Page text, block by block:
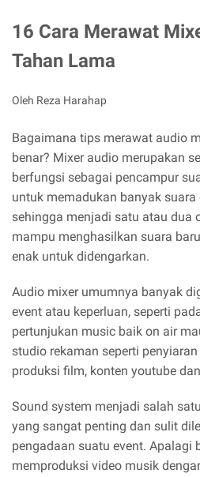
16 Cara Merawat
Tahan Lama
Oleh Reza Harahap
Bagaimana tips merawat audio
benar? Mixer audio merupakan
berfungsi sebagai pencampur
untuk memadukan banyak
sehingga menjadi satu atau dua
mampu menghasilkan suara
enak untuk didengarkan.
Audio mixer umumnya banyak
event atau keperluan, seperti
pertunjukan music baik on air
studio rekaman seperti
produksi film, konten youtube
Sound system menjadi salah
yang sangat penting dan sulit
pengadaan suatu event. Apalagi
memproduksi video musik